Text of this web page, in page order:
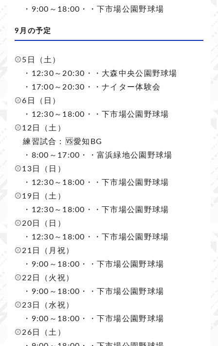
・9:00～18:00・・下市場公園野球場
9月の予定
⚾️5日（土）
・12:30～20:30・・大森中央公園野球場
・17:00～20:30・・ナイター体験会
⚾️6日（日）
・12:30～18:00・・下市場公園野球場
⚾️12日（土）
練習試合：🆚愛知BG
・8:00～17:00・・富浜緑地公園野球場
⚾️13日（日）
・12:30～18:00・・下市場公園野球場
⚾️19日（土）
・12:30～18:00・・下市場公園野球場
⚾️20日（日）
・12:30～18:00・・下市場公園野球場
⚾️21日（月祝）
・9:00～18:00・・下市場公園野球場
⚾️22日（火祝）
・9:00～18:00・・下市場公園野球場
⚾️23日（水祝）
・9:00～18:00・・下市場公園野球場
⚾️26日（土）